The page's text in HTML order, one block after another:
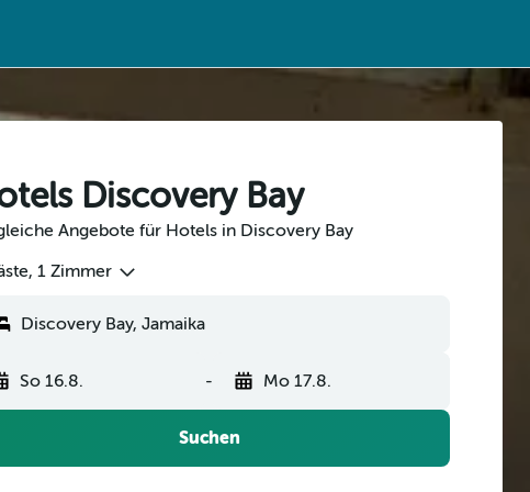
Discovery Bay
Angebote für Hotels in Discovery Bay
1 Zimmer
So 16.8. - Mo 17.8.
Suchen